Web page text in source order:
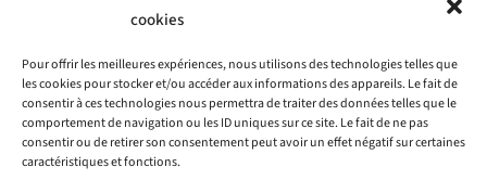
cookies
Pour offrir les meilleures expériences, nous utilisons des technologies telles que
les cookies pour stocker et/ou accéder aux informations des appareils. Le fait de
consentir à ces technologies nous permettra de traiter des données telles que le
comportement de navigation ou les ID uniques sur ce site. Le fait de ne pas
consentir ou de retirer son consentement peut avoir un effet négatif sur certaines
caractéristiques et fonctions.
notre newsletter et des informations sur les activités d'ATLAS.
la newsletter.
J'acceptela politique de confidentialité